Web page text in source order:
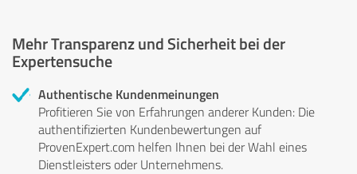
Mehr Transparenz und Sicherheit bei der
Expertensuche
Authentische Kundenmeinungen
Profitieren Sie von Erfahrungen anderer Kunden: Die
authentifizierten Kundenbewertungen auf
ProvenExpert.com helfen Ihnen bei der Wahl eines
Dienstleisters oder Unternehmens.